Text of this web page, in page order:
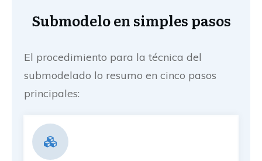
Submodelo en simples pasos
El procedimiento para la técnica del
submodelado lo resumo en cinco pasos
principales: